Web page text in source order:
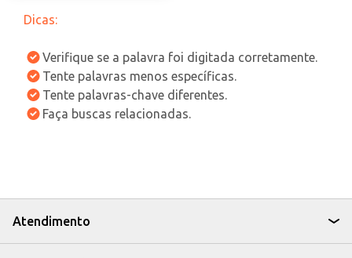
Dicas:
Verifique se a palavra foi digitada corretamente.
Tente palavras menos específicas.
Tente palavras-chave diferentes.
Faça buscas relacionadas.
Atendimento